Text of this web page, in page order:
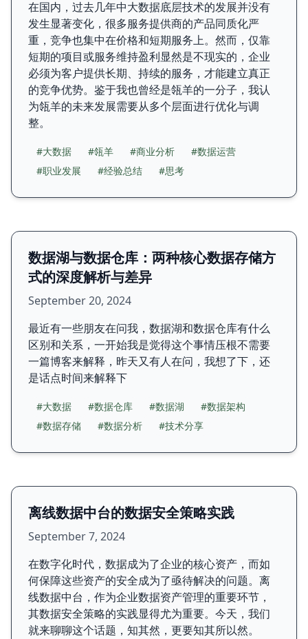
在国内，过去几年中大数据底层技术的发展并没有
发生显著变化，很多服务提供商的产品同质化严
重，竞争也集中在价格和短期服务上。然而，仅靠
短期的项目或服务维持盈利显然是不现实的，企业
必须为客户提供长期、持续的服务，才能建立真正
的竞争优势。鉴于我也曾经是瓴羊的一分子，我认
为瓴羊的未来发展需要从多个层面进行优化与调
整。
#大数据 #瓴羊 #商业分析
#数据运营
#职业发展
#经验总结 #思考
数据湖与数据仓库：两种核心数据存储方
式的深度解析与差异
September 20, 2024
最近有一些朋友在问我，数据湖和数据仓库有什么
区别和关系，一开始我是觉得这个事情压根不需要
一篇博客来解释，昨天又有人在问，我想了下，还
是话点时间来解释下
#大数据 #数据仓库 #数据湖
#数据架构
#数据存储
#数据分析 #技术分享
离线数据中台的数据安全策略实践
September 7, 2024
在数字化时代，数据成为了企业的核心资产，而如
何保障这些资产的安全成为了亟待解决的问题。离
线数据中台，作为企业数据资产管理的重要环节，
其数据安全策略的实践显得尤为重要。今天，我们
就来聊聊这个话题，知其然，更要知其所以然。